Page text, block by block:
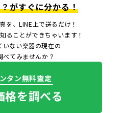
がすぐに分かる！
を、LINE上で送るだけ！
ることができちゃいます！
いない楽器の現在の
べてみませんか？
タン無料査定
格を調べる